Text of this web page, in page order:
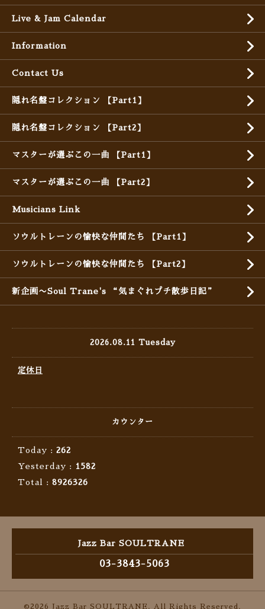
Live & Jam Calendar
Information
Contact Us
隠れ名盤コレクション 【Part1】
隠れ名盤コレクション 【Part2】
マスターが選ぶこの一曲 【Part1】
マスターが選ぶこの一曲 【Part2】
Musicians Link
ソウルトレーンの愉快な仲間たち 【Part1】
ソウルトレーンの愉快な仲間たち 【Part2】
新企画〜Soul Trane's “気まぐれプチ散歩日記”
2026.08.11 Tuesday
定休日
カウンター
Today : 262
Yesterday :
1582
Total : 8926326
Jazz Bar SOULTRANE
03-3843-5063
©2026 Jazz Bar SOULTRANE . All Rights Reserved.